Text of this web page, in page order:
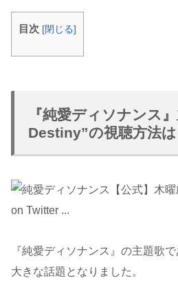
目次 [閉じる]
『純愛ディソナンス
Destiny”の視聴方法は
『純愛ディソナンス』の主題歌
大きな話題となりました。